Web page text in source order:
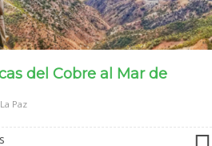
del Cobre al Mar de
Paz